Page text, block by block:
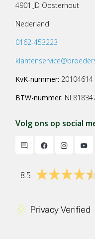
4901 JD Oosterhout
Nederland
0162-453223
KvK-nummer: 20104614
BTW-nummer:
Volg ons op social
8.5